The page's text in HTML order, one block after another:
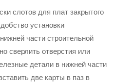
слотов для плат закрытого
установки
части строительной
сверлить отверстия или
детали в нижней части
две карты в паз в